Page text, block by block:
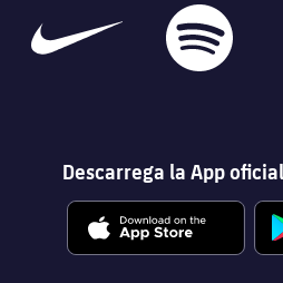
Descarrega la App